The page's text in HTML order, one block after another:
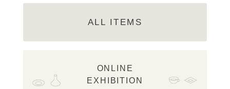
ALL ITEMS
ONLINE
EXHIBITION